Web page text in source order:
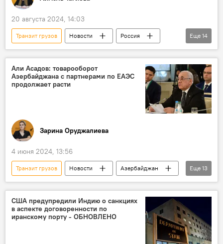
Логистика
20 августа 2024, 14:03
Транзит грузов Новости
Россия
Ульяновская область
губернатор Ульяновской области РФ Алексей Русских
Грузовой состав
Маршрут
Баку
международный транспортный коридор "Север-Юг"
Каспийское море
Ильхам Алиев
Грузоперевозки
Экономика
Еще 14
Али Асадов: товарооборот
Азербайджана с партнерами по ЕАЭС
продолжает расти
Зарина Оруджалиева
4 июня 2024, 13:56
Транзит грузов Новости
Азербайджан
Али Асадов
ЕАЭС
Евразийский межправительственный совет
Заседание
Беларусь
Выступление
Транзит
Еще 13
США предупредили Индию о санкциях
в аспекте договоренности по
иранскому порту - ОБНОВЛЕНО